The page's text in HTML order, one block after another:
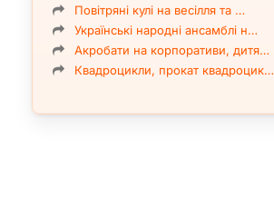
Повітряні кулі на весілля та …
Українські народні ансамблі н…
Акробати на корпоративи, дитя…
Квадроцикли, прокат квадроцик…